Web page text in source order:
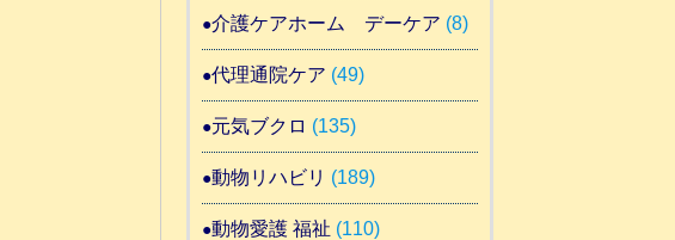
介護ケアホーム デーケア (8)
代理通院ケア (49)
元気ブクロ (135)
動物リハビリ (189)
動物愛護 福祉 (110)